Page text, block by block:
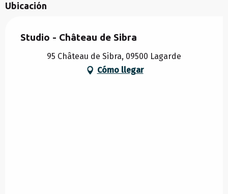
Ubicación
Studio - Château de Sibra
95 Château de Sibra, 09500 Lagarde
Cómo llegar